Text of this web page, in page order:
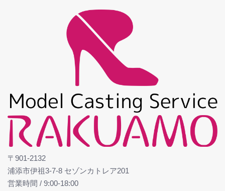
〒901-2132
浦添市伊祖3-7-8 セゾンカトレア201
営業時間 / 9:00-18:00